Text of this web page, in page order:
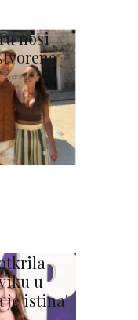
nosi
u
je istina'